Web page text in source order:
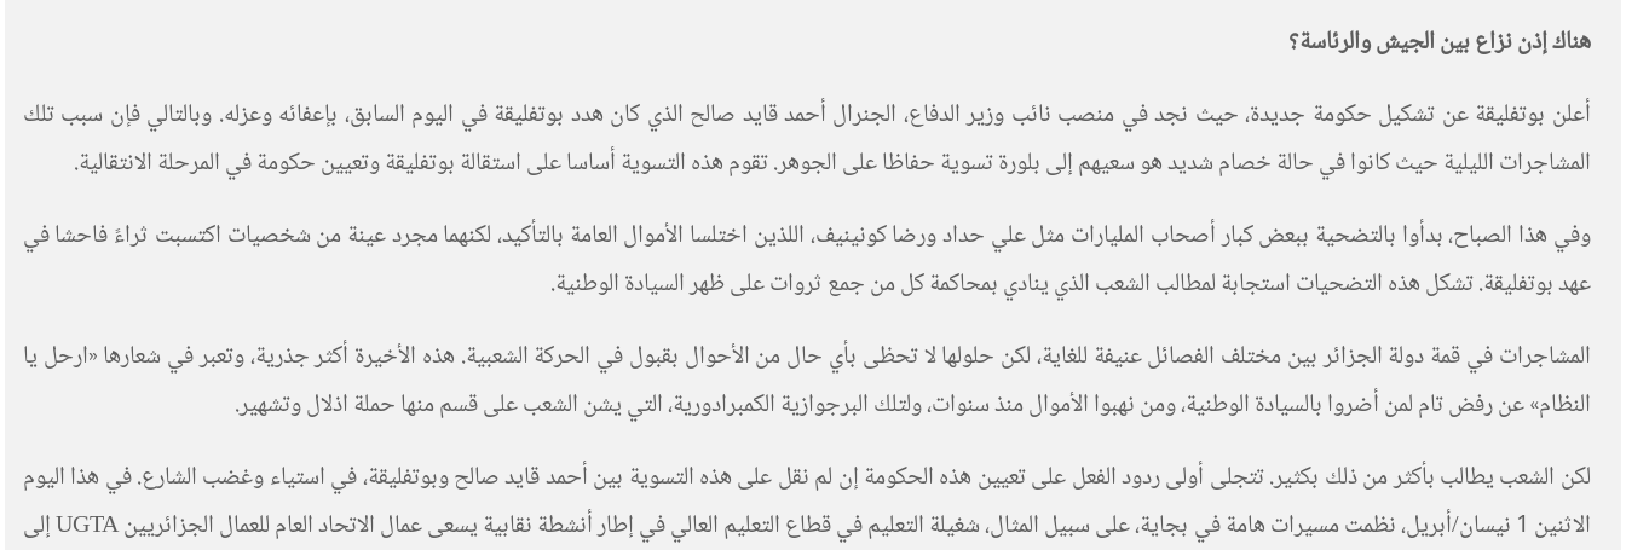
هناك إذن نزاع بين الجيش والرئاسة؟
أعلن بوتفليقة عن تشكيل حكومة جديدة، حيث نجد في منصب نائب وزير الدفاع، الجنرال أحمد قايد صالح الذي كان هدد بوتفليقة في اليوم السابق، بإعفائه وعزله. وبالتالي فإن سبب تلك
المشاجرات الليلية حيث كانوا في حالة خصام شديد هو سعيهم إلى بلورة تسوية حفاظا على الجوهر. تقوم هذه التسوية أساسا على استقالة بوتفليقة وتعيين حكومة في المرحلة الانتقالية.
وفي هذا الصباح، بدأوا بالتضحية ببعض كبار أصحاب المليارات مثل علي حداد ورضا كونينيف، اللذين اختلسا الأموال العامة بالتأكيد، لكنهما مجرد عينة من شخصيات اكتسبت ثراءً فاحشا في
عهد بوتفليقة. تشكل هذه التضحيات استجابة لمطالب الشعب الذي ينادي بمحاكمة كل من جمع ثروات على ظهر السيادة الوطنية.
المشاجرات في قمة دولة الجزائر بين مختلف الفصائل عنيفة للغاية، لكن حلولها لا تحظى بأي حال من الأحوال بقبول في الحركة الشعبية. هذه الأخيرة أكثر جذرية، وتعبر في شعارها «ارحل يا
النظام» عن رفض تام لمن أضروا بالسيادة الوطنية، ومن نهبوا الأموال منذ سنوات، ولتلك البرجوازية الكمبرادورية، التي يشن الشعب على قسم منها حملة اذلال وتشهير.
لكن الشعب يطالب بأكثر من ذلك بكثير. تتجلى أولى ردود الفعل على تعيين هذه الحكومة إن لم نقل على هذه التسوية بين أحمد قايد صالح وبوتفليقة، في استياء وغضب الشارع. في هذا اليوم
الاثنين 1 نيسان/أبريل، نظمت مسيرات هامة في بجاية، على سبيل المثال، شغيلة التعليم في قطاع التعليم العالي في إطار أنشطة نقابية يسعى عمال الاتحاد العام للعمال الجزائريين UGTA إلى